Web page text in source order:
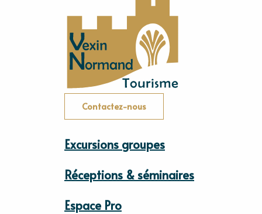
Contactez-nous
Excursions groupes
Réceptions & séminaires
Espace Pro